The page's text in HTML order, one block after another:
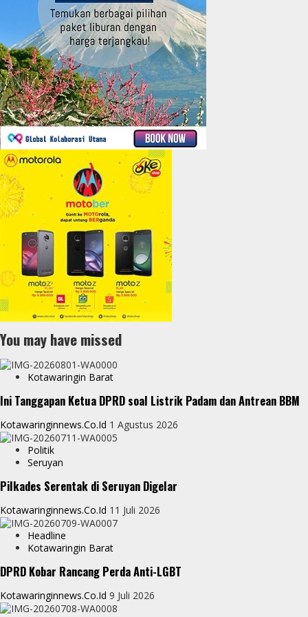
You may have missed
Kotawaringin Barat
Ini Tanggapan Ketua DPRD soal Listrik Padam dan Antrean BBM
Kotawaringinnews.co.id 1 Agustus 2026
Politik
Seruyan
Pilkades Serentak di Seruyan Digelar
Kotawaringinnews.co.id 11 Juli 2026
Headline
Kotawaringin Barat
DPRD Kobar Rancang Perda Anti-LGBT
Kotawaringinnews.co.id 9 Juli 2026